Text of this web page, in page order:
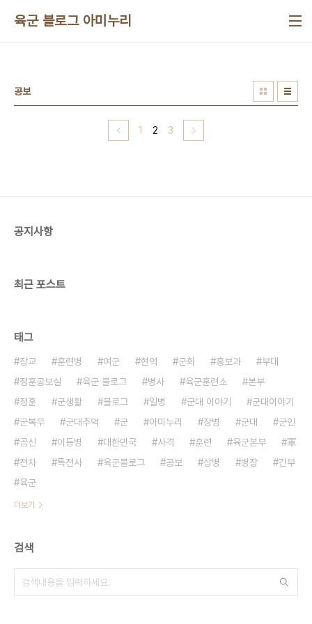
육군 블로그 아미누리
공보
1 2 3
공지사항
최근 포스트
태그
장교 훈련병 여군 현역 군화 홍보과
부대
정훈공보실
육군 블로그 병사 육군훈련소
본부
정훈
군생활 블로그 일병 군대 이야기
군대이야기
군복무
군대추억 군 아미누리 장병 군대
군인
곰신
이등병 대한민국 사격 훈련 육군본부
軍
전차
특전사 육군블로그 공보 상병 병장
간부
육군
더보기
검색